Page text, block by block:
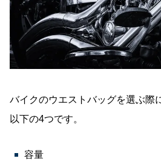
バイクのウエストバッグを選ぶ際
以下の4つです。
容量